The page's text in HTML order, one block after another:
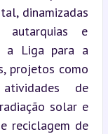
dinamizadas
autarquias e
a Liga para a
projetos como
de
solar e
reciclagem de